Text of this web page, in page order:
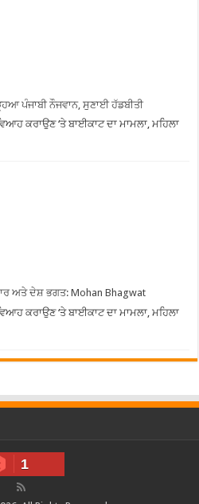
ਪੰਜਾਬੀ ਨੌਜਵਾਨ, ਸੁਣਾਈ ਹੱਡਬੀਤੀ
ਕਰਾਉਣ ‘ਤੇ ਬਾਈਕਾਟ ਦਾ ਮਾਮਲਾ, ਮਹਿਲਾ
ਅਤੇ ਦੇਸ਼ ਭਗਤ: Mohan Bhagwat
ਕਰਾਉਣ ‘ਤੇ ਬਾਈਕਾਟ ਦਾ ਮਾਮਲਾ, ਮਹਿਲਾ
1